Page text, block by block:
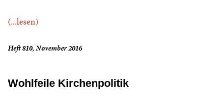
(...lesen)
Heft 810, November 2016
Wohlfeile Kirchenpolitik